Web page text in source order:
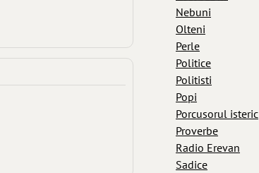
Nebuni
Olteni
Perle
Politice
Politisti
Popi
Porcusorul isteric
Proverbe
Radio Erevan
Sadice